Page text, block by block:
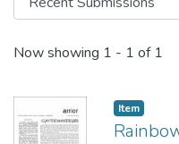
Recent
Now showing 1 - 1 of 1
Item